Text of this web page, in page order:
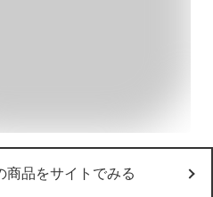
商品をサイトでみる